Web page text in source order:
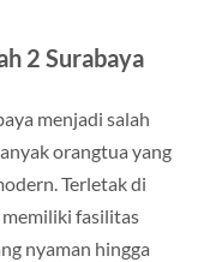
2 Surabaya
menjadi salah
orangtua yang
Terletak di
fasilitas
nyaman hingga